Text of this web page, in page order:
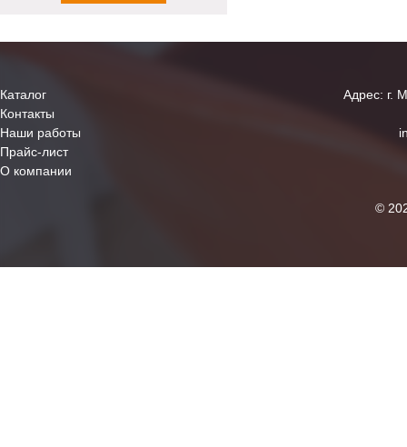
Каталог
Контакты
Наши работы
Прайс-лист
О компании
Адрес: г.
©